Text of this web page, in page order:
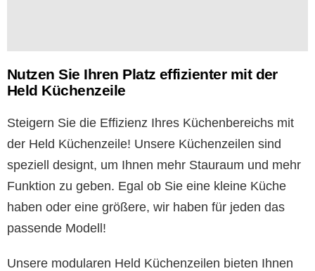
Nutzen Sie Ihren Platz effizienter mit der
Held Küchenzeile
Steigern Sie die Effizienz Ihres Küchenbereichs mit
der Held Küchenzeile! Unsere Küchenzeilen sind
speziell designt, um Ihnen mehr Stauraum und mehr
Funktion zu geben. Egal ob Sie eine kleine Küche
haben oder eine größere, wir haben für jeden das
passende Modell!
Unsere modularen Held Küchenzeilen bieten Ihnen